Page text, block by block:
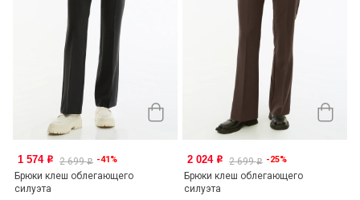
1 574 o 2 699o -41%
Брюки клеш облегающего
силуэта
2 024 o 2 699o -25%
Брюки клеш облегающего
силуэта